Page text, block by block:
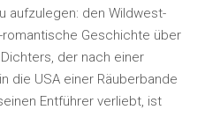
aufzulegen: den Wildwest-
romantische Geschichte über
der nach einer
die USA einer Räuberbande
Entführer verliebt, ist